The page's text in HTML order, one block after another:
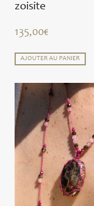
zoisite
135,00€
AJOUTER AU PANIER